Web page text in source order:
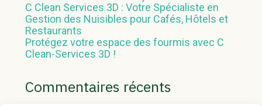
C Clean Services 3D : Votre Spécialiste en
Gestion des Nuisibles pour Cafés, Hôtels et
Restaurants
Protégez votre espace des fourmis avec C
Clean-Services 3D !
Commentaires récents